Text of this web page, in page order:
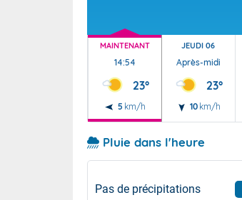
MAINTENANT
14:54
23°
5 km/h
JEUDI 06
Après-midi
23°
10 km/h
Pluie dans l'heure
Pas de précipitations